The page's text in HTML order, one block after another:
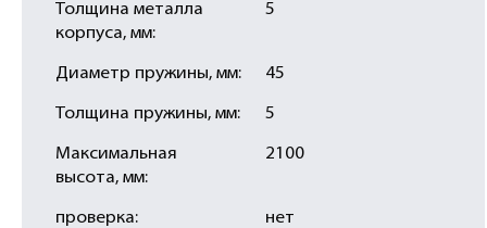
Толщина металла
корпуса, мм:
5
Диаметр пружины, мм: 45
Толщина пружины, мм: 5
Максимальная
высота, мм:
2100
проверка: нет